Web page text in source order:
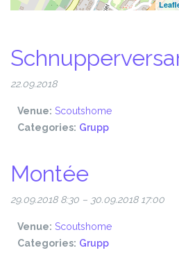
22.09.2018
Venue: Scoutshome
Categories: Grupp
Montée
29.09.2018 8:30 – 30.09.2018 17:00
Venue: Scoutshome
Categories: Grupp